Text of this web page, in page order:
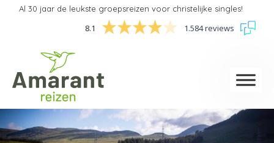
Al 30 jaar de leukste groepsreizen voor christelijke singles!
8.1 1.584 reviews